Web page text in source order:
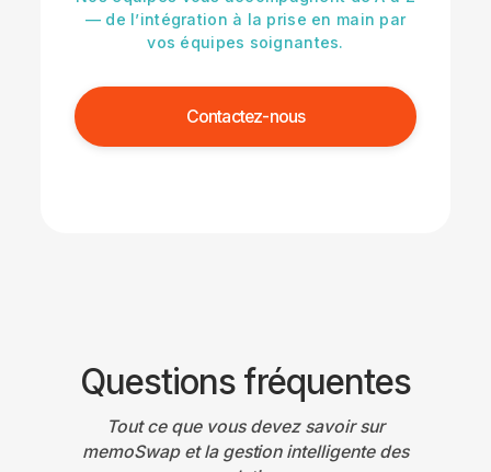
— de l’intégration à la prise en main par
vos équipes soignantes.
Contactez-nous
Questions fréquentes
Tout ce que vous devez savoir sur
memoSwap et la gestion intelligente des